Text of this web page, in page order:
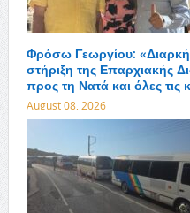
Φρόσω Γεωργίου:
στήριξη της Επαρχιακής
προς τη Νατά και όλες τις
August 08, 2026